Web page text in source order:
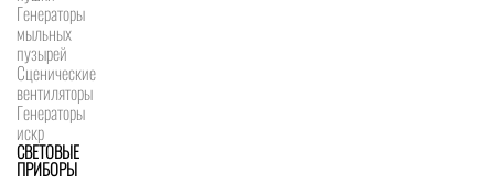
Генераторы
мыльных
пузырей
Сценические
вентиляторы
Генераторы
искр
СВЕТОВЫЕ
ПРИБОРЫ